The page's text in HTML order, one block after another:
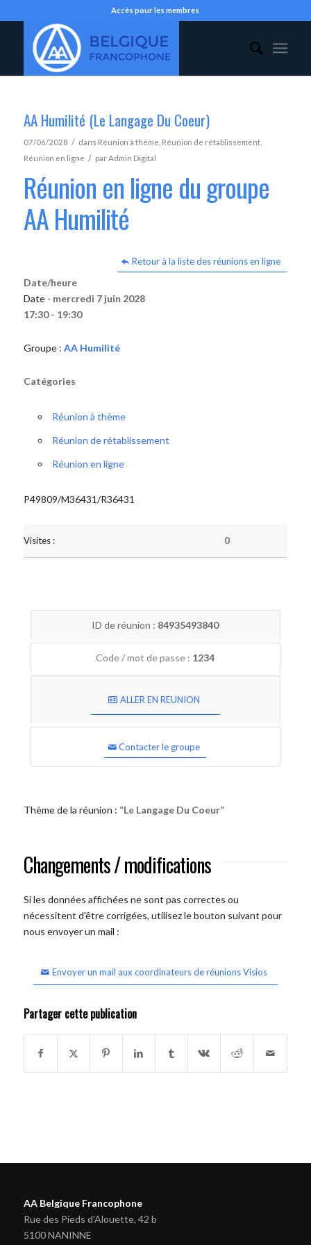
Accès pour les membres
AA Humilité (Le Langage Du Coeur)
07/06/2028 / dans Réunion à thème Réunion de rétablissement,
Réunion en ligne / parAdmin Digital
Réunion en ligne du groupe
AA Humilité
Retour à la liste des réunions en ligne
Date/heure
Date - mercredi 7 juin 2028
17:30 - 19:30
Groupe : AA Humilité
Catégories
Réunion à thème
Réunion de rétablissement
Réunion en ligne
P49809/M36431/R36431
Visites : 0
ID de réunion : 84935493840
Code / mot de passe : 1234
ALLER EN REUNION
Contacter le groupe
Thème de la réunion : “Le Langage Du Coeur”
Changements / modifications
Si les données affichées ne sont pas correctes ou
nécessitent d'être corrigées, utilisez le bouton suivant pour
nous envoyer un mail :
Envoyer un mail aux coordinateurs de réunions Visios
Partager cette publication
AA Belgique Francophone
Rue des Pieds d'Alouette, 42 b
5100 NANINNE